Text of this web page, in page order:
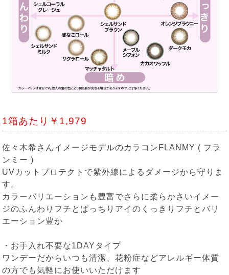
1箱あたり￥1,979
佐々木希さんイメージモデルのカラコンFLANMY ( フラ
ンミー )
UVカットプロテクトで紫外線によるダメージから守りま
す。
カラーバリエーションも豊富でさらに柔らかさいイメー
ジのふんわりフチとぱっちりアイのくっきりフチとバリ
エーション豊か
・お手入れ不要な1DAYタイプ
ワンデーだからいつも清潔、花粉症などアレルギー体質
の方でも気軽にお使いいただけます